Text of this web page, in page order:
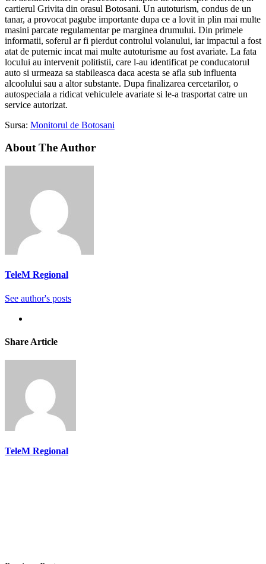
cartierul Grivita din orasul Botosani. Un autoturism, condus de un
tanar, a provocat pagube importante dupa ce a lovit in plin mai multe
masini parcate regulamentar pe marginea drumului. Din primele
informatii, soferul ar fi pierdut controlul volanului, iar impactul a fost
atat de puternic incat mai multe autoturisme au fost avariate. La fata
locului au intervenit politistii, care l-au identificat pe conducatorul
auto si urmeaza sa stabileasca daca acesta se afla sub influenta
alcoolului sau a altor substante. Dupa finalizarea cercetarilor, o
autospeciala a ridicat vehiculele avariate si le-a trasportat catre un
service autorizat.
Sursa: Monitorul de Botosani
About The Author
TeleM Regional
See author's posts
Share Article
TeleM Regional